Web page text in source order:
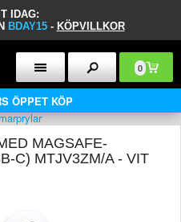
IDAG:
BDAY15 - KÖPVILLKOR
0
ÖPPET KÖP
MAGSAFE-
C) MTJV3ZM/A - VIT